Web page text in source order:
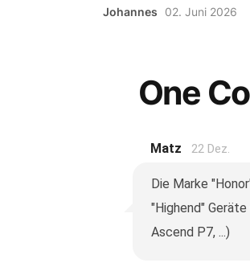
Johannes 02. Juni 2026
One
Matz 22 Dez.
Die Marke
"Highend"
Ascend P7, ...)